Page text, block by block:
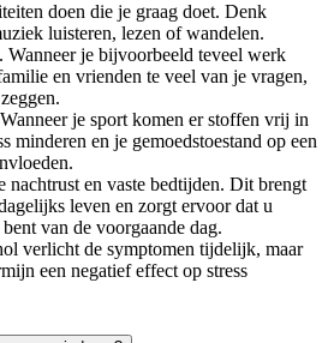
doen die je graag doet. Denk
luisteren, lezen of wandelen.
Wanneer je bijvoorbeeld teveel werk
en vrienden te veel van je vragen,
je sport komen er stoffen vrij in
minderen en je gemoedstoestand op een
nachtrust en vaste bedtijden. Dit brengt
leven en zorgt ervoor dat u
van de voorgaande dag.
verlicht de symptomen tijdelijk, maar
een negatief effect op stress